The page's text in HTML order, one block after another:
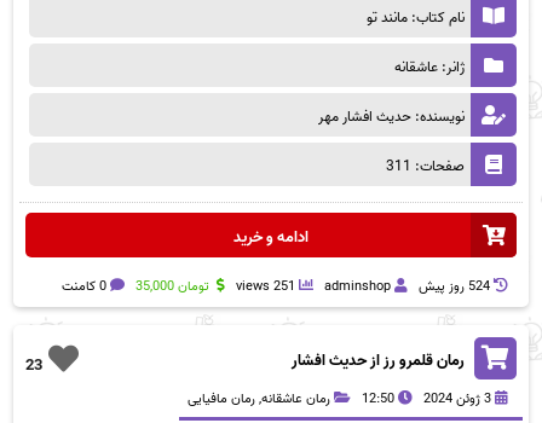
نام کتاب: مانند تو
ژانر: عاشقانه
نویسنده: حدیث افشار مهر
صفحات: 311
ادامه و خرید
524 روز پيش adminshop
251 views تومان35,000 0 کامنت
23 رمان قلمرو رز از حدیث افشار
3 ژوئن 2024 12:50 رمان عاشقانه,رمان مافیایی